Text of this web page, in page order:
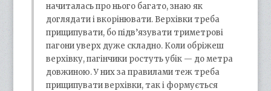
начиталась про нього багато, знаю як
доглядати і вкорінювати. Верхівки треба
прищипувати, бо підв’язувати триметрові
пагони уверх дуже складно. Коли обріжеш
верхівку, пагінчики ростуть убік — до метра
довжиною. У них за правилами теж треба
прищипувати верхівки, так і формується